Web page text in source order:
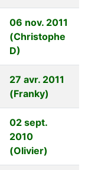
06 nov. 2011
(Christophe
D)
27 avr. 2011
(Franky)
02 sept.
2010
(Olivier)